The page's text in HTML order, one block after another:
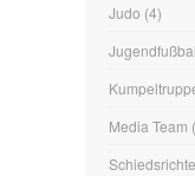
Judo
(4)
Kumpeltruppe
Media Team